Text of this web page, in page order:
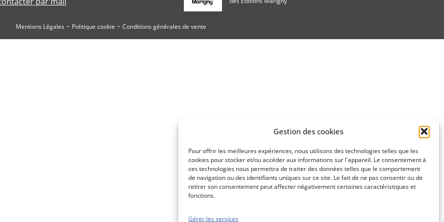
Gestion des cookies
Pour offrir les meilleures expériences, nous utilisons des technologies telles que les
cookies pour stocker et/ou accéder aux informations sur l'appareil. Le consentement à
ces technologies nous permettra de traiter des données telles que le comportement
de navigation ou des identifiants uniques sur ce site. Le fait de ne pas consentir ou de
retirer son consentement peut affecter négativement certaines caractéristiques et
fonctions.
Gérer les services
Mentions Légales Politique cookie Conditions générales de vente